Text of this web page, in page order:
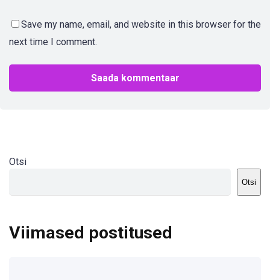
Save my name, email, and website in this browser for the
next time I comment.
Otsi
Otsi
Viimased postitused